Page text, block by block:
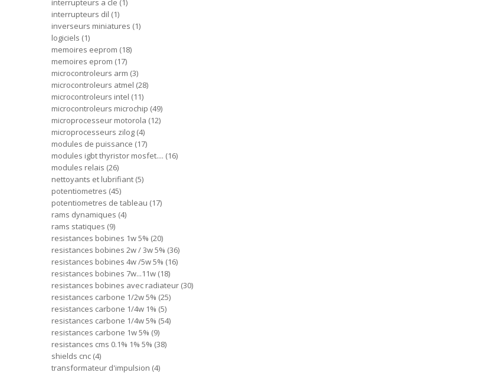
interrupteurs a cle 1
interrupteurs dil 1
inverseurs miniatures 1
logiciels 1
memoires eeprom 18
memoires eprom 17
microcontroleurs arm 3
microcontroleurs atmel 28
microcontroleurs intel 11
microcontroleurs microchip 49
microprocesseur motorola 12
microprocesseurs zilog 4
modules de puissance 17
modules igbt thyristor mosfet.... 16
modules relais 26
nettoyants et lubrifiant 5
potentiometres 45
potentiometres de tableau 17
rams dynamiques 4
rams statiques 9
resistances bobines 1w 5% 20
resistances bobines 2w / 3w 5% 36
resistances bobines 4w /5w 5% 16
resistances bobines 7w...11w 18
resistances bobines avec radiateur 30
resistances carbone 1/2w 5% 25
resistances carbone 1/4w 1% 5
resistances carbone 1/4w 5% 54
resistances carbone 1w 5% 9
resistances cms 0.1% 1% 5% 38
shields cnc 4
transformateur d'impulsion 4